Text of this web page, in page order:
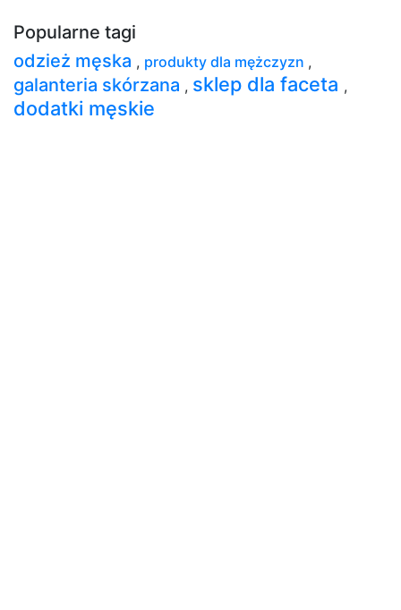
Popularne tagi
odzież męska , produkty dla mężczyzn ,
galanteria skórzana , sklep dla faceta ,
dodatki męskie